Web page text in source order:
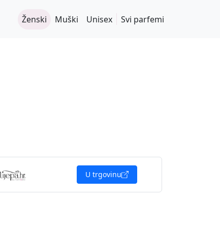
Ženski Muški Unisex Svi parfemi
U trgovinu